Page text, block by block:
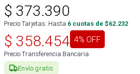
$ 373.390
Precio Tarjetas: Hasta 6 cuotas de $62.232
$ 358.454 4% OFF
Precio Transferencia Bancaria
Envío gratis